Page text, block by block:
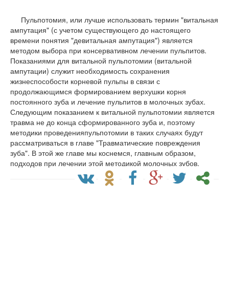
Пульпотомия, или лучше использовать термин "витальная
ампутация" (с учетом существующего до настоящего
времени понятия "девитальная ампутация") является
методом выбора при консервативном лечении пульпитов.
Показаниями для витальной пульпотомии (витальной
ампутации) служит необходимость сохранения
жизнеспособости корневой пульпы в связи с
продолжающимся формированием верхушки корня
постоянного зуба и лечение пульпитов в молочных зубах.
Следующим показанием к витальной пульпотомии является
травма не до конца сформированного зуба и, поэтому
методики проведенияпульпотомии в таких случаях будут
рассматриваться в главе "Травматические повреждения
зуба". В этой же главе мы коснемся, главным образом,
подходов при лечении этой методикой молочных зубов.